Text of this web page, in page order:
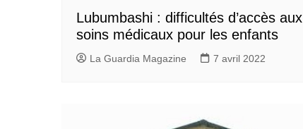
Lubumbashi : difficultés d’accès aux
soins médicaux pour les enfants
La Guardia Magazine 7 avril 2022